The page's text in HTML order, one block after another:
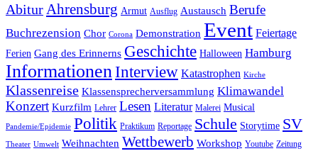
AbiturAhrensburg Armut Ausflug Austausch Berufe
Buchrezension Chor Corona Demonstration Event Feiertage
Ferien Gang des Erinnerns Geschichte Halloween Hamburg
InformationenInterview Katastrophen Kirche
Klassenreise Klassensprecherversammlung Klimawandel
Konzert Kurzfilm Lehrer Lesen Literatur Malerei Musical
Pandemie/Epidemie Politik Praktikum Reportage Schule Storytime SV
Theater Umwelt Weihnachten Wettbewerb Workshop Youtube Zeitung